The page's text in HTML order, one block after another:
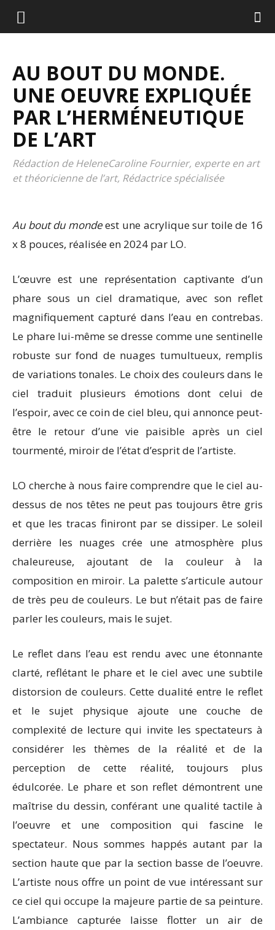
AU BOUT DU MONDE.
UNE OEUVRE EXPLIQUÉE
PAR L’HERMÉNEUTIQUE
DE L’ART
Rédaction de HeleneCaroline Fournier, experte en art
et théoricienne de l’art, Rédactrice spécialisée
Au bout du mondeest une acrylique sur toile de 16
x 8 pouces, réalisée en 2024 par LO.
L’œuvre est une représentation captivante d’un
phare sous un ciel dramatique, avec son reflet
magnifiquement capturé dans l’eau en contrebas.
Le phare lui-même se dresse comme une sentinelle
robuste sur fond de nuages ​​tumultueux, remplis
de variations tonales. Le choix des couleurs dans le
ciel traduit plusieurs émotions dont celui de
l’espoir, avec ce coin de ciel bleu, qui annonce peut-
être le retour d’une vie paisible après un ciel
tourmenté, miroir de l’état d’esprit de l’artiste.
LO cherche à nous faire comprendre que le ciel au-
dessus de nos têtes ne peut pas toujours être gris
et que les tracas finiront par se dissiper. Le soleil
derrière les nuages crée une atmosphère plus
chaleureuse, ajoutant de la couleur à la
composition en miroir. La palette s’articule autour
de très peu de couleurs. Le but n’était pas de faire
parler les couleurs, mais le sujet.
Le reflet dans l’eau est rendu avec une étonnante
clarté, reflétant le phare et le ciel avec une subtile
distorsion de couleurs. Cette dualité entre le reflet
et le sujet physique ajoute une couche de
complexité de lecture qui invite les spectateurs à
considérer les thèmes de la réalité et de la
perception de cette réalité, toujours plus
édulcorée. Le phare et son reflet démontrent une
maîtrise du dessin, conférant une qualité tactile à
l’oeuvre et une composition qui fascine le
spectateur. Nous sommes happés autant par la
section haute que par la section basse de l’oeuvre.
L’artiste nous offre un point de vue intéressant sur
ce ciel qui occupe la majeure partie de sa peinture.
L’ambiance capturée laisse flotter un air de